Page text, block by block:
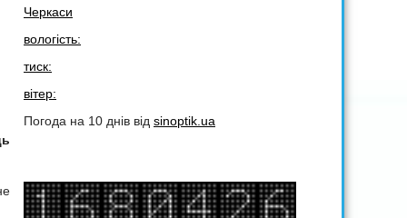
Черкаси
вологість:
тиск:
вітер:
Погода на 10 днів від sinoptik.ua